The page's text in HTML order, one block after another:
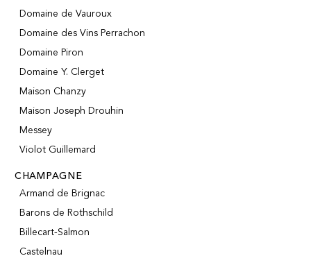
Domaine de Vauroux
Domaine des Vins Perrachon
Domaine Piron
Domaine Y. Clerget
Maison Chanzy
Maison Joseph Drouhin
Messey
Violot Guillemard
CHAMPAGNE
Armand de Brignac
Barons de Rothschild
Billecart-Salmon
Castelnau